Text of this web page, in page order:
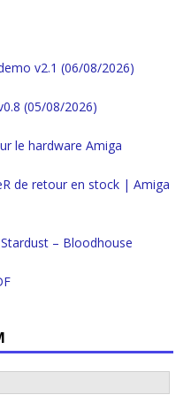
v2.1 (06/08/2026)
(05/08/2026)
le hardware Amiga
de retour en stock | Amiga
– Bloodhouse